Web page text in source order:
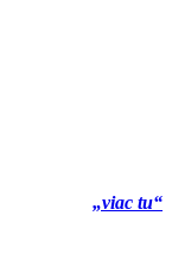
„viac tu“